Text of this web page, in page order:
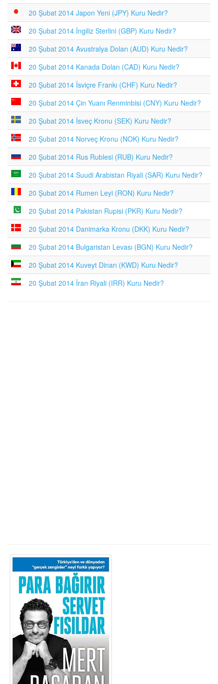
20 Şubat 2014 Japon Yeni (JPY) Kuru Nedir?
20 Şubat 2014 İngiliz Sterlini (GBP) Kuru Nedir?
20 Şubat 2014 Avustralya Doları (AUD) Kuru Nedir?
20 Şubat 2014 Kanada Doları (CAD) Kuru Nedir?
20 Şubat 2014 İsviçre Frankı (CHF) Kuru Nedir?
20 Şubat 2014 Çin Yuanı Renminbisi (CNY) Kuru Nedir?
20 Şubat 2014 İsveç Kronu (SEK) Kuru Nedir?
20 Şubat 2014 Norveç Kronu (NOK) Kuru Nedir?
20 Şubat 2014 Rus Rublesi (RUB) Kuru Nedir?
20 Şubat 2014 Suudi Arabistan Riyali (SAR) Kuru Nedir?
20 Şubat 2014 Rumen Leyi (RON) Kuru Nedir?
20 Şubat 2014 Pakistan Rupisi (PKR) Kuru Nedir?
20 Şubat 2014 Danimarka Kronu (DKK) Kuru Nedir?
20 Şubat 2014 Bulgaristan Levası (BGN) Kuru Nedir?
20 Şubat 2014 Kuveyt Dinarı (KWD) Kuru Nedir?
20 Şubat 2014 İran Riyali (IRR) Kuru Nedir?